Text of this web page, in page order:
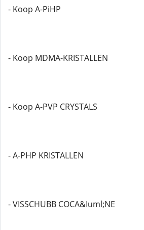
- Koop A-PiHP
- Koop MDMA-KRISTALLEN
- Koop A-PVP CRYSTALS
- A-PHP KRISTALLEN
- VISSCHUBB COCA&Iuml;NE